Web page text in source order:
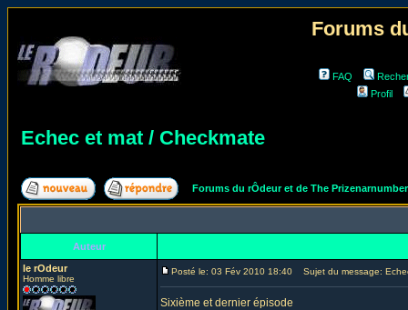
Forums
FAQ
Profil
Echec et mat / Checkmate
Forums du rÔdeur et de The
Auteur
le rOdeur
Homme libre
Posté le: 03 Fév 2010 18:40 Sujet du message:
Sixième et dernier épisode